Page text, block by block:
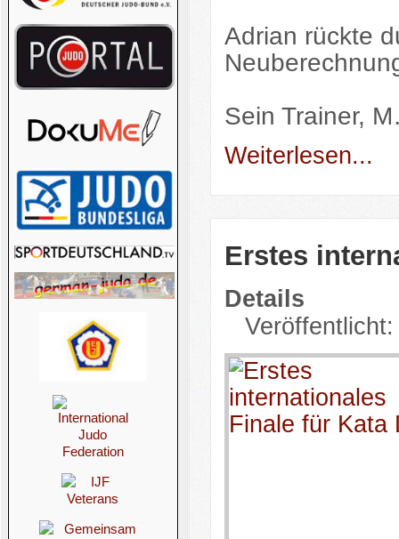
Adrian rückte
Sein Trainer,
Weiterlesen...
Erstes
Details